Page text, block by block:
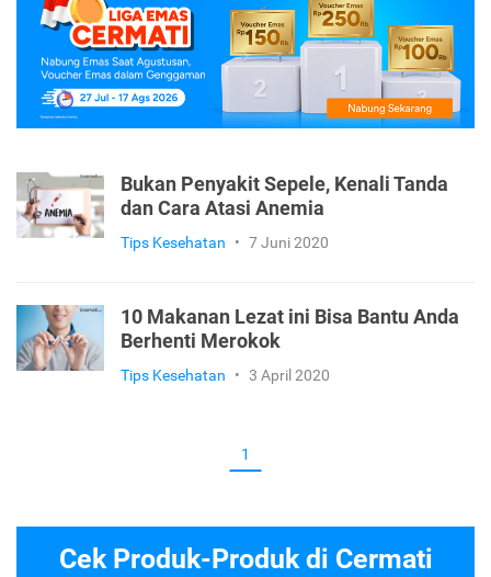
Bukan Penyakit Sepele, Kenali Tanda
dan Cara Atasi Anemia
Tips Kesehatan • 7 Juni 2020
10 Makanan Lezat ini Bisa Bantu Anda
Berhenti Merokok
Tips Kesehatan • 3 April 2020
1
Cek Produk-Produk di Cermati